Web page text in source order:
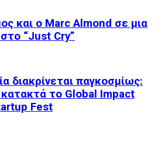
και ο Marc Almond σε μια
“Just Cry”
διακρίνεται παγκοσμίως:
το Global Impact
Fest